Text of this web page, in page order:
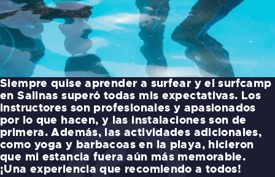
Siempre quise aprender a surfear y el surfcamp
en Salinas superó todas mis expectativas. Los
instructores son profesionales y apasionados
por lo que hacen, y las instalaciones son de
primera. Además, las actividades adicionales,
como yoga y barbacoas en la playa, hicieron
que mi estancia fuera aún más memorable.
¡Una experiencia que recomiendo a todos!